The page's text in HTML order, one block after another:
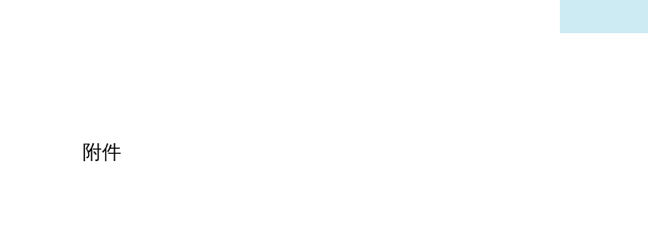
附件